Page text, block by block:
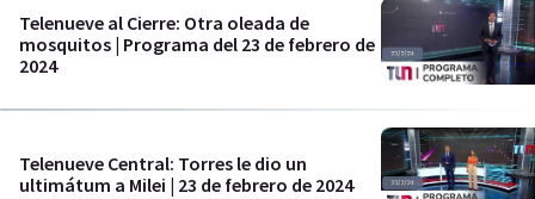
Telenueve al Cierre: Otra oleada de
mosquitos | Programa del 23 de febrero de
2024
Telenueve Central: Torres le dio un
ultimátum a Milei | 23 de febrero de 2024